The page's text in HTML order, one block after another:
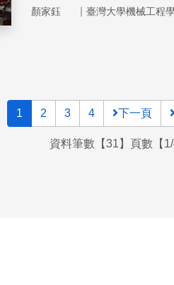
兼備，成為研究人員的課題
顏家鈺 ｜ 臺灣大學機械工程
1 2 3 4 下一頁
資料筆數【31】頁數【1/